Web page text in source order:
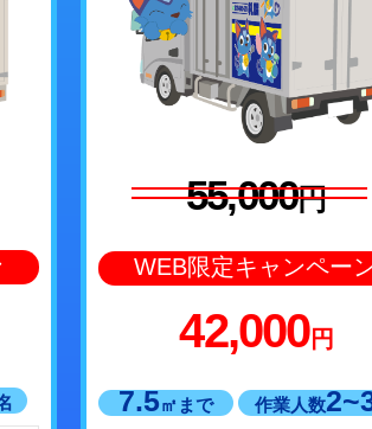
55,000円
WEB限定キャンペー
42,000円
7.5㎡まで 作業人数